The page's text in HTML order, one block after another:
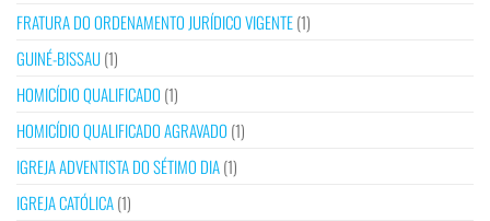
FRATURA DO ORDENAMENTO JURÍDICO VIGENTE(1)
GUINÉ-BISSAU(1)
HOMICÍDIO QUALIFICADO (1)
HOMICÍDIO QUALIFICADO AGRAVADO (1)
IGREJA ADVENTISTA DO SÉTIMO DIA(1)
IGREJA CATÓLICA(1)